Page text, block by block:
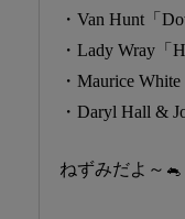
・Van Hunt「
・Lady Wray「
・Maurice White
・Daryl Hall &
ねずみだよ～🐁